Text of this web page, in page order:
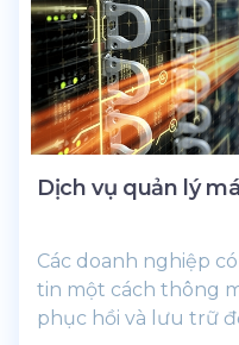
Dịch vụ quản lý
Các doanh nghiệp
tin một cách thông
phục hồi và lưu trữ